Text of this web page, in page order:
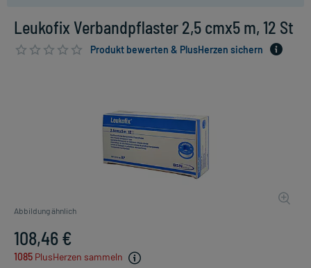
Leukofix Verbandpflaster 2,5 cmx5 m, 12 St
Produkt bewerten & PlusHerzen sichern
Abbildung ähnlich
108,46 €
1085 PlusHerzen sammeln